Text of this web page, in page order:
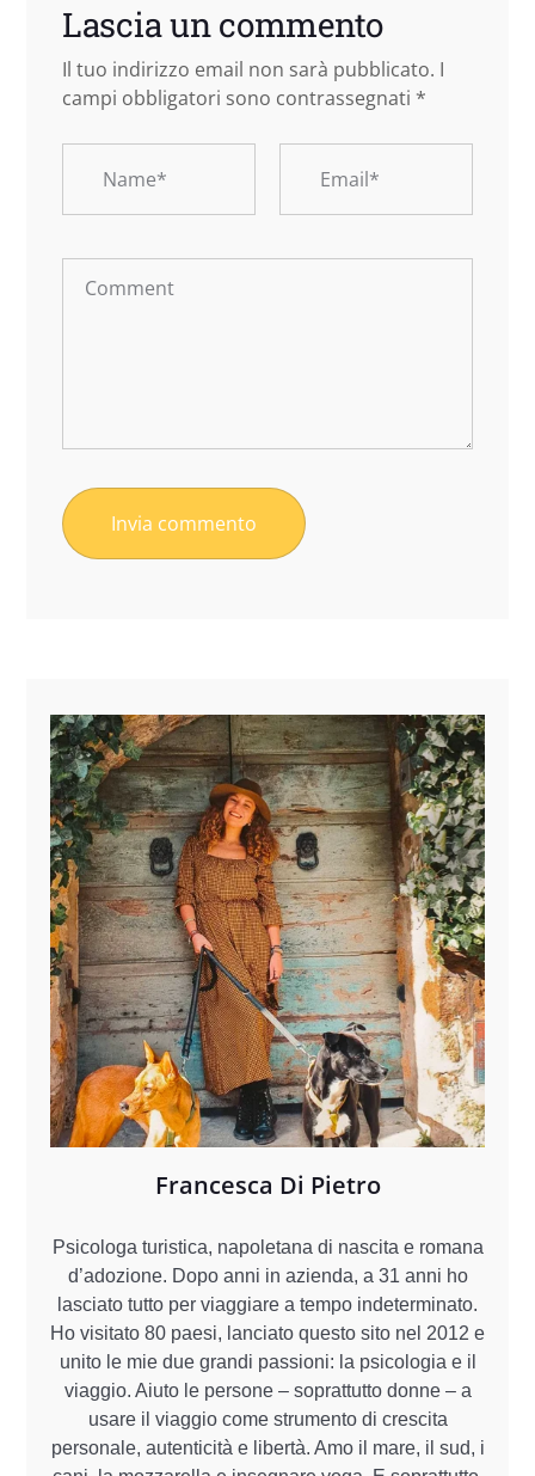
Lascia un commento
Il tuo indirizzo email non sarà pubblicato. I
campi obbligatori sono contrassegnati *
Francesca Di Pietro
Psicologa turistica, napoletana di nascita e romana
d’adozione. Dopo anni in azienda, a 31 anni ho
lasciato tutto per viaggiare a tempo indeterminato.
Ho visitato 80 paesi, lanciato questo sito nel 2012 e
unito le mie due grandi passioni: la psicologia e il
viaggio. Aiuto le persone – soprattutto donne – a
usare il viaggio come strumento di crescita
personale, autenticità e libertà. Amo il mare, il sud, i